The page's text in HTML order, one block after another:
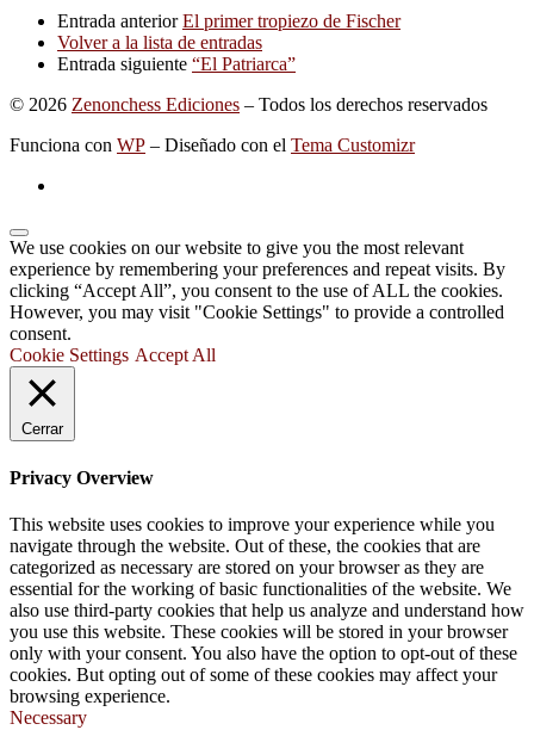
Entrada anterior El primer tropiezo de Fischer
Volver a la lista de entradas
Entrada siguiente “El Patriarca”
© 2026 Zenonchess Ediciones – Todos los derechos reservados
Funciona con WP – Diseñado con el Tema Customizr
We use cookies on our website to give you the most relevant
experience by remembering your preferences and repeat visits. By
clicking “Accept All”, you consent to the use of ALL the cookies.
However, you may visit "Cookie Settings" to provide a controlled
consent.
Cookie Settings Accept All
Cerrar
Privacy Overview
This website uses cookies to improve your experience while you
navigate through the website. Out of these, the cookies that are
categorized as necessary are stored on your browser as they are
essential for the working of basic functionalities of the website. We
also use third-party cookies that help us analyze and understand how
you use this website. These cookies will be stored in your browser
only with your consent. You also have the option to opt-out of these
cookies. But opting out of some of these cookies may affect your
browsing experience.
Necessary